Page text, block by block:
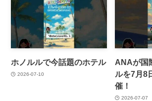
ホノルルで今話題のホテル
2026-07-10
ANAが国
ルを7月8
催！
2026-07-07